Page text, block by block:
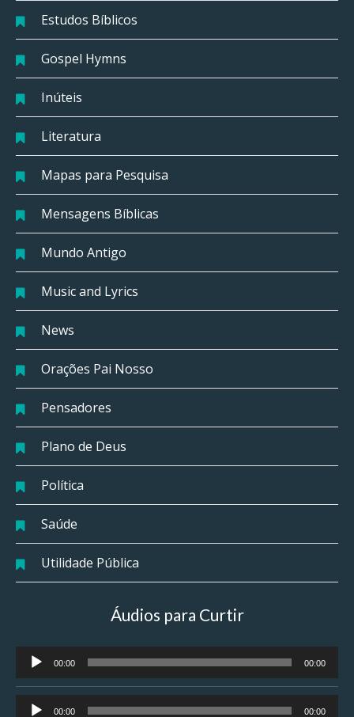
Estudos Bíblicos
Gospel Hymns
Inúteis
Literatura
Mapas para Pesquisa
Mensagens Bíblicas
Mundo Antigo
Music and Lyrics
News
Orações Pai Nosso
Pensadores
Plano de Deus
Política
Saúde
Utilidade Pública
Áudios para Curtir
Tocador
de
áudio
00:00 00:00
Tocador 00:00 00:00